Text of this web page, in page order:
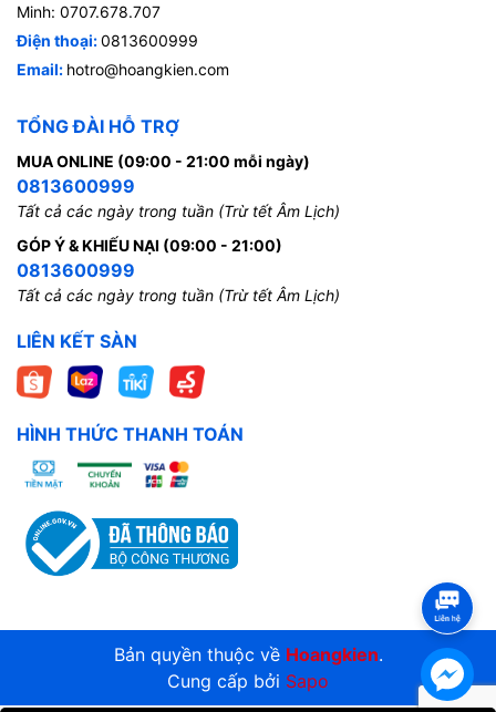
Minh: 0707.678.707
Điện thoại:0813600999
Email: hotro@hoangkien.com
TỔNG ĐÀI HỖ TRỢ
MUA ONLINE (09:00 - 21:00 mỗi ngày)
0813600999
Tất cả các ngày trong tuần (Trừ tết Âm Lịch)
GÓP Ý & KHIẾU NẠI (09:00 - 21:00)
0813600999
Tất cả các ngày trong tuần (Trừ tết Âm Lịch)
LIÊN KẾT SÀN
HÌNH THỨC THANH TOÁN
Bản quyền thuộc về Hoangkien.
Cung cấp bởi Sapo